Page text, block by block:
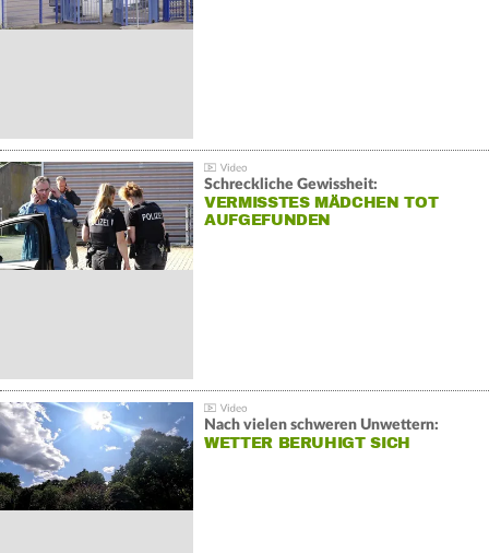
Schreckliche Gewissheit:
VERMISSTES MÄDCHEN TOT
AUFGEFUNDEN
Nach vielen schweren Unwettern:
WETTER BERUHIGT SICH